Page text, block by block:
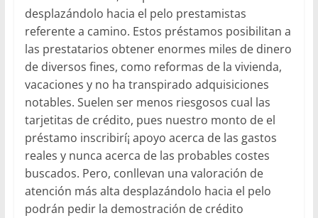
desplazándolo hacia el pelo prestamistas
referente a camino. Estos préstamos posibilitan a
las prestatarios obtener enormes miles de dinero
de diversos fines, como reformas de la vivienda,
vacaciones y no ha transpirado adquisiciones
notables. Suelen ser menos riesgosos cual las
tarjetitas de crédito, pues nuestro monto de el
préstamo inscribirí¡ apoyo acerca de las gastos
reales y nunca acerca de las probables costes
buscados. Pero, conllevan una valoración de
atención más alta desplazándolo hacia el pelo
podrán pedir la demostración de crédito